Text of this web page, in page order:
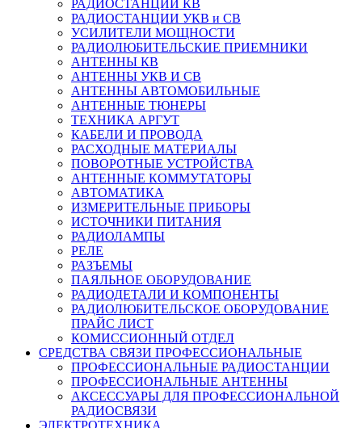
РАДИОСТАНЦИИ КВ
РАДИОСТАНЦИИ УКВ и СВ
УСИЛИТЕЛИ МОЩНОСТИ
РАДИОЛЮБИТЕЛЬСКИЕ ПРИЕМНИКИ
АНТЕННЫ КВ
АНТЕННЫ УКВ И СВ
АНТЕННЫ АВТОМОБИЛЬНЫЕ
АНТЕННЫЕ ТЮНЕРЫ
ТЕХНИКА АРГУТ
КАБЕЛИ И ПРОВОДА
РАСХОДНЫЕ МАТЕРИАЛЫ
ПОВОРОТНЫЕ УСТРОЙСТВА
АНТЕННЫЕ КОММУТАТОРЫ
АВТОМАТИКА
ИЗМЕРИТЕЛЬНЫЕ ПРИБОРЫ
ИСТОЧНИКИ ПИТАНИЯ
РАДИОЛАМПЫ
РЕЛЕ
РАЗЪЕМЫ
ПАЯЛЬНОЕ ОБОРУДОВАНИЕ
РАДИОДЕТАЛИ И КОМПОНЕНТЫ
РАДИОЛЮБИТЕЛЬСКОЕ ОБОРУДОВАНИЕ
ПРАЙС ЛИСТ
КОМИССИОННЫЙ ОТДЕЛ
СРЕДСТВА СВЯЗИ ПРОФЕССИОНАЛЬНЫЕ
ПРОФЕССИОНАЛЬНЫЕ РАДИОСТАНЦИИ
ПРОФЕССИОНАЛЬНЫЕ АНТЕННЫ
АКСЕССУАРЫ ДЛЯ ПРОФЕССИОНАЛЬНОЙ
РАДИОСВЯЗИ
ЭЛЕКТРОТЕХНИКА